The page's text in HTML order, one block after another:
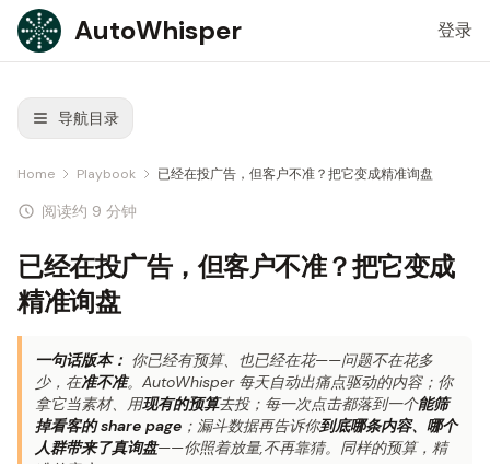
Skip to content
AutoWhisper 登录
导航目录
Home Playbook 已经在投广告，但客户不准？把它变成精准询盘
阅读约 9 分钟
已经在投广告，但客户不准？把它变成
精准询盘
一句话版本： 你已经有预算、也已经在花——问题不在花多
少，在准不准。AutoWhisper 每天自动出痛点驱动的内容；你
拿它当素材、用现有的预算去投；每一次点击都落到一个能筛
掉看客的 share page ；漏斗数据再告诉你到底哪条内容、哪个
人群带来了真询盘——你照着放量,不再靠猜。同样的预算，精